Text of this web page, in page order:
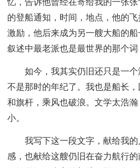
的登船通知，时间，地点，他的
激励，他后来成为另一艘大船的
叙述中最老派也是最世界的那个词
如今，我其实仍旧还只是一
不是那时的年纪了。我也是船长
和旗杆，乘风也破浪。文学太浩
小。
我写下这一段文字，献给我
感，也献给这艘仍旧在奋力航行